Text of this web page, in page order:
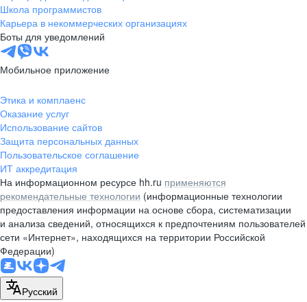
Минск
пр-т Дзержинского, д. 57,
10 этаж, помещение 45-1
pr@rabota.by
Алматы
пр. Абая, д. 151, БЦ Алатау,
12 этаж, офис 1209
+7 727 232-13-13
pr@headhunter.com.kz
Школа программистов
Карьера в некоммерческих организациях
Боты для уведомлений
Мобильное приложение
Этика и комплаенс
Оказание услуг
Использование сайтов
Защита персональных данных
Пользовательское соглашение
ИТ аккредитация
На информационном ресурсе hh.ru применяются
рекомендательные технологии (информационные технологии
предоставления информации на основе сбора, систематизации
и анализа сведений, относящихся к предпочтениям пользователей
сети «Интернет», находящихся на территории Российской
Федерации)
Русский